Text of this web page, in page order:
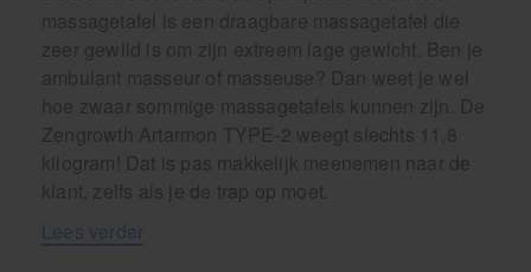
massagetafel is een draagbare massagetafel die
zeer gewild is om zijn extreem lage gewicht. Ben je
ambulant masseur of masseuse? Dan weet je wel
hoe zwaar sommige massagetafels kunnen zijn. De
Zengrowth Artarmon TYPE-2 weegt slechts 11,8
kilogram! Dat is pas makkelijk meenemen naar de
klant, zelfs als je de trap op moet.
Lees verder